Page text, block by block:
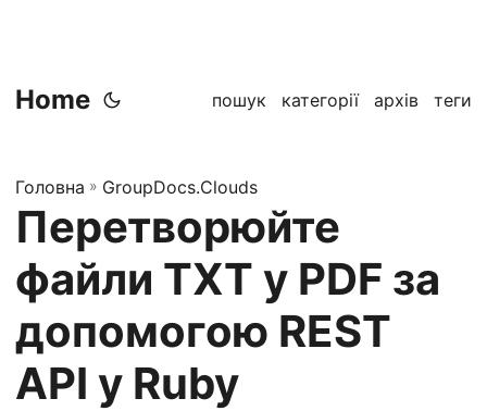
Home пошук категорії архів теги
Головна » GroupDocs.Clouds
Перетворюйте
файли TXT у PDF за
допомогою REST
API у Ruby